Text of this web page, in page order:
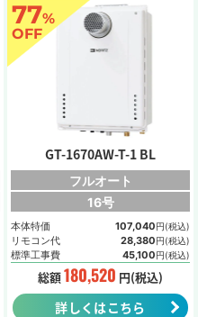
77%
OFF
GT-1670AW-T-1 BL
フルオート
16号
本体特価 107,040円(税込)
リモコン代 28,380円(税込)
標準工事費 45,100円(税込)
総額180,520 円(税込)
詳しくはこちら